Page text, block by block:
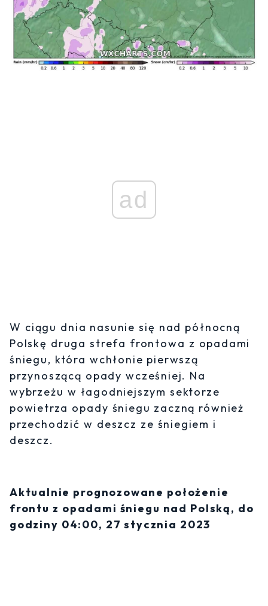
ad
W ciągu dnia nasunie się nad północną
Polskę druga strefa frontowa z opadami
śniegu, która wchłonie pierwszą
przynoszącą opady wcześniej. Na
wybrzeżu w łagodniejszym sektorze
powietrza opady śniegu zaczną również
przechodzić w deszcz ze śniegiem i
deszcz.
Aktualnie prognozowane położenie
frontu z opadami śniegu nad Polską, do
godziny 04:00, 27 stycznia 2023